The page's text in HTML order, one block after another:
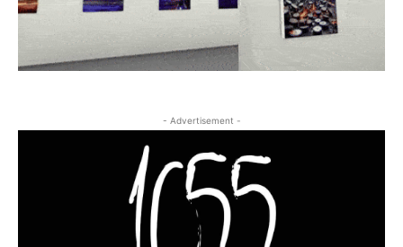
- Advertisement -